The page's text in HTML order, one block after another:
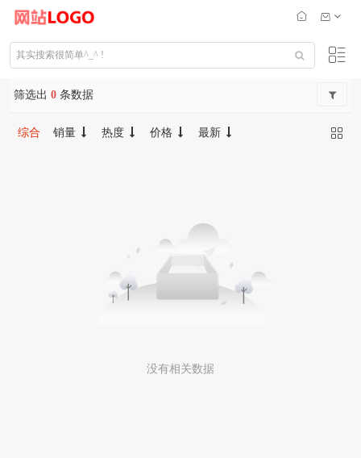
筛选出 0 条数据
综合 销量 热度 价格 最新
没有相关数据